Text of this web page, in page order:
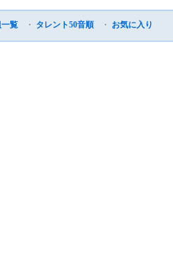
覧 ・ タレント50音順 ・ お気に入り